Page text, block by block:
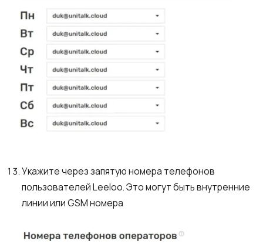
Укажите через запятую номера телефонов
пользователей Leeloo. Это могут быть внутренние
линии или GSM номера